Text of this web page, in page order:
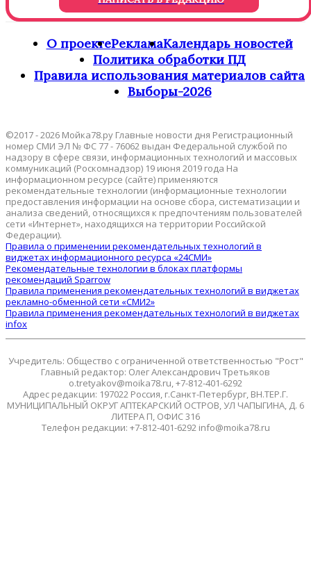
О проектеРекламаКалендарь новостей
Политика обработки ПД
Правила использования материалов сайта
Выборы-2026
©2017 - 2026 Мойка78.ру Главные новости дня Регистрационный
номер СМИ ЭЛ № ФС 77 - 76062 выдан Федеральной службой по
надзору в сфере связи, информационных технологий и массовых
коммуникаций (Роскомнадзор) 19 июня 2019 года На
информационном ресурсе (сайте) применяются
рекомендательные технологии (информационные технологии
предоставления информации на основе сбора, систематизации и
анализа сведений, относящихся к предпочтениям пользователей
сети «Интернет», находящихся на территории Российской
Федерации).
Правила о применении рекомендательных технологий в
виджетах информационного ресурса «24СМИ»
Рекомендательные технологии в блоках платформы
рекомендаций Sparrow
Правила применения рекомендательных технологий в виджетах
рекламно-обменной сети «СМИ2»
Правила применения рекомендательных технологий в виджетах
infox
Учредитель: Общество с ограниченной ответственностью "Рост"
Главный редактор: Олег Александрович Третьяков
o.tretyakov@moika78.ru, +7-812-401-6292
Адрес редакции: 197022 Россия, г.Санкт-Петербург, ВН.ТЕР.Г.
МУНИЦИПАЛЬНЫЙ ОКРУГ АПТЕКАРСКИЙ ОСТРОВ, УЛ ЧАПЫГИНА, Д. 6
ЛИТЕРА П, ОФИС 316
Телефон редакции: +7-812-401-6292 info@moika78.ru